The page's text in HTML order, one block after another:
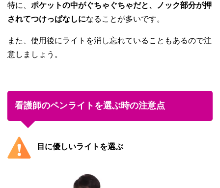
特に、 ポケットの中がぐちゃぐちゃだと、ノック部分が押
されてつけっぱなしになることが多いです。
また、使用後にライトを消し忘れていることもあるので注
意しましょう。
看護師のペンライトを選ぶ時の注意点
目に優しいライトを選ぶ